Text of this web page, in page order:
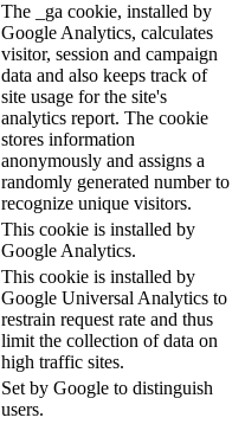
The _ga cookie, installed by
Google Analytics, calculates
visitor, session and campaign
data and also keeps track of
site usage for the site's
analytics report. The cookie
stores information
anonymously and assigns a
randomly generated number to
recognize unique visitors.
This cookie is installed by
Google Analytics.
This cookie is installed by
Google Universal Analytics to
restrain request rate and thus
limit the collection of data on
high traffic sites.
Set by Google to distinguish
users.